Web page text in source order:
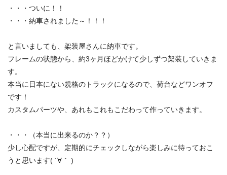
・・・ついに！！
・・・納車されました～！！！
と言いましても、架装屋さんに納車です。
フレームの状態から、約3ヶ月ほどかけて少しずつ架装していきま
す。
本当に日本にない規格のトラックになるので、荷台などワンオフ
です！
カスタムパーツや、あれもこれもこだわって作っていきます。
・・・（本当に出来るのか？？）
少し心配ですが、定期的にチェックしながら楽しみに待っておこ
うと思います( ´∀｀ )